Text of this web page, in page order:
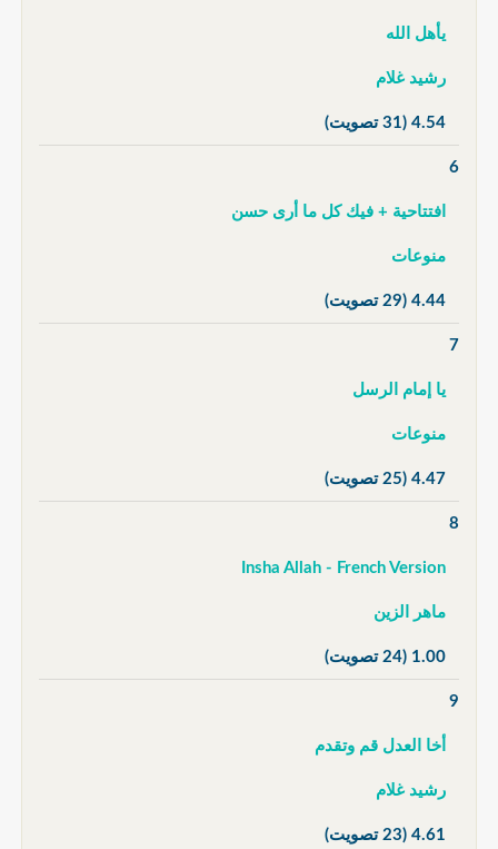
يأهل الله
رشيد غلام
4.54 (31 تصويت)
6
افتتاحية + فيك كل ما أرى حسن
منوعات
4.44 (29 تصويت)
7
يا إمام الرسل
منوعات
4.47 (25 تصويت)
8
Insha Allah - French Version
ماهر الزين
1.00 (24 تصويت)
9
أخا العدل قم وتقدم
رشيد غلام
4.61 (23 تصويت)